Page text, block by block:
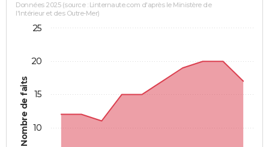
Nombre de faits
Données 2025 (source : Linternaute.com d'après le Ministère de
l'Intérieur et des Outre-Mer)
10
15
20
25